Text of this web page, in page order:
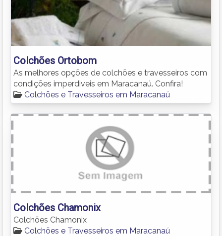
Colchões Ortobom
As melhores opções de colchões e travesseiros com
condições imperdiveis em Maracanaú. Confira!
Colchões e Travesseiros em Maracanaú
Colchões Chamonix
Colchões Chamonix
Colchões e Travesseiros em Maracanaú